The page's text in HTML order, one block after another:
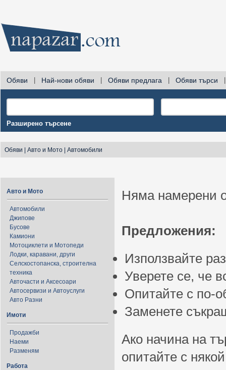
Обяви Най-нови обяви Обяви предлага Обяви търси
Разширено търсене
Обяви Авто и Мото Автомобили
Авто и Мото
Автомобили
Джипове
Бусове
Камиони
Мотоциклети и Мотопеди
Лодки, каравани, други
Селскостопанска, строителна
техника
Авточасти и Аксесоари
Автосервизи и Автоуслуги
Авто Разни
Имоти
Продажби
Наеми
Разменям
Работа
Няма намерени
Предложения:
Използвайте
Уверете се, че
Опитайте с по-
Заменете
Ако начина на
опитайте с